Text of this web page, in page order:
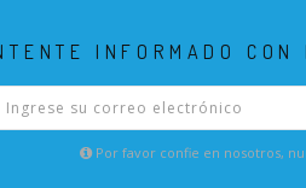
INFORMADO
Por favor confie en nosotros,